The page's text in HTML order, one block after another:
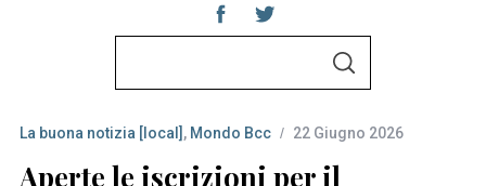
r
c
S
C
H
La buona notizia [local] , Mondo Bcc 22 Giugno 2026
Aperte le iscrizioni per il